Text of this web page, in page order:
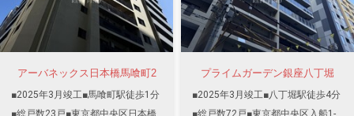
アーバネックス日本橋馬喰町2
■2025年3月竣工■馬喰町駅徒歩1分
■総戸数23戸■東京都中央区日本橋
プライムガーデン銀座八丁堀
■2025年3月竣工■八丁堀駅徒歩4分
■総戸数72戸■東京都中央区入船1-